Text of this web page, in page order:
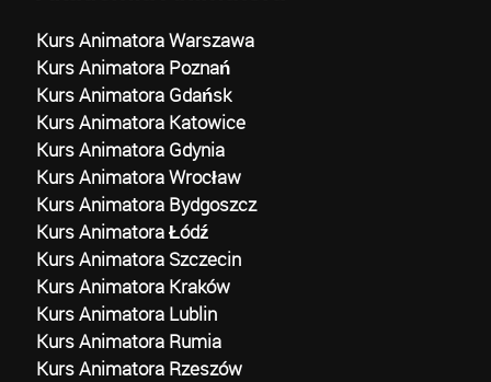
Kurs Animatora Warszawa
Kurs Animatora Poznań
Kurs Animatora Gdańsk
Kurs Animatora Katowice
Kurs Animatora Gdynia
Kurs Animatora Wrocław
Kurs Animatora Bydgoszcz
Kurs Animatora Łódź
Kurs Animatora Szczecin
Kurs Animatora Kraków
Kurs Animatora Lublin
Kurs Animatora Rumia
Kurs Animatora Rzeszów